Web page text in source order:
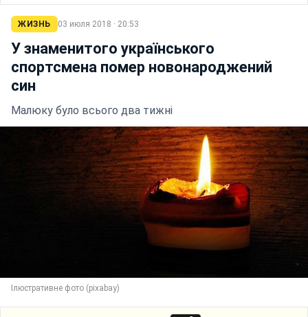
ЖИЗНЬ 03 июля 2018 · 20:53
У знаменитого українського
спортсмена помер новонароджений
син
Малюку було всього два тижні
Ілюстративне фото (pixabay)